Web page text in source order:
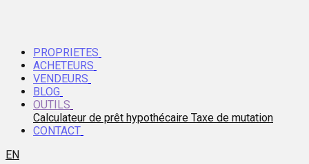
PROPRIETES
ACHETEURS
VENDEURS
BLOG
OUTILS
Calculateur de prêt hypothécaire Taxe de mutation
CONTACT
EN